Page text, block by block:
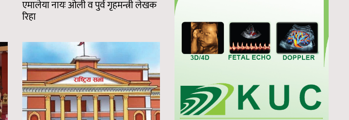
एमालेया नायः ओली व पुर्व गृहमन्त्री लेखक
रिहा